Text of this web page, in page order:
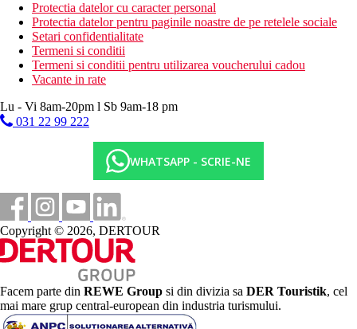
selectie din meniu
All Inclusive: 10.00 - 23.00
include micul dejun (7.00-11.00), pranzul (12.30-15.00) si
cina (19.00-23.00, bauturi pana la 22.30) sub forma de
bufet sau alegand din meniu, in timpul mesei o cantitate
nelimitata de nealcoolice si alese, bauturi alcoolice de
productie locala.
Bar langa piscina: 12.30-16.30 optiunea de pranz din
meniu (fel principal si desert), 12.00-18.00 bauturi
alcoolice si alcoolice nelimitate de productie locala
cina din meniu, 18.30-23.00 cantitati nelimitate de bauturi
alcoolice fara alcool si selectate de productie locala
Bar WXYZ: 6:00 a.m.-11:00 p.m. bauturi alcoolice
nelimitate si selectate de productie locala
Bar de pe plaja: ora 12.00 - bauturi alcoolice din productie
locala
Va rugam sa retineti: orele si locatiile de mai sus sunt
stabilite de hotel si pot fi modificate
Protectia datelor cu caracter personal
Protectia datelor pentru paginile noastre de pe retelele sociale
Setari confidentialitate
Termeni si conditii
Termeni si conditii pentru utilizarea voucherului cadou
Vacante in rate
Lu - Vi 8am-20pm l Sb 9am-18 pm
031 22 99 222
WHATSAPP - SCRIE-NE
Copyright © 2026, DERTOUR
Facem parte din REWE Group si din divizia sa DER Touristik, cel
mai mare grup central-european din industria turismului.